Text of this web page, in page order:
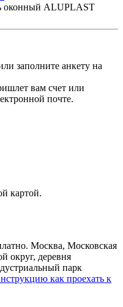
оконный ALUPLAST
заполните анкету на
вам счет или
почте.
картой.
Москва, Московская
округ, деревня
парк
как проехать к